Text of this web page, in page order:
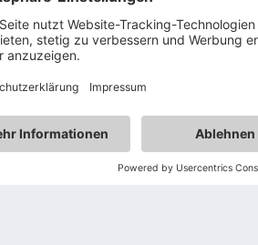
von Durchzugsstraßen
der befestigten Straßen kann
Gebäuden und
unterschiedlich und werden
erlaubt